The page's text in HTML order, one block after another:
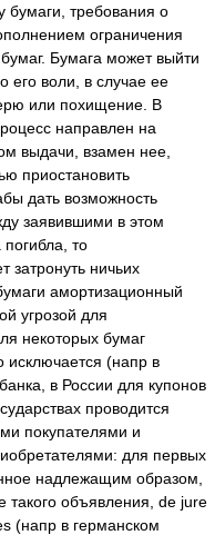
бумаги, требования о
ограничения
Бумага может выйти
его воли, в случае ее
или похищение. В
направлен на
выдачи, взамен нее,
приостановить
дать возможность
заявившими в этом
то
затронуть ничьих
амортизационный
угрозой для
некоторых бумаг
исключается (напр в
в России для купонов
проводится
покупателями и
для первых
надлежащим образом,
такого объявления, de jure
(напр в германском